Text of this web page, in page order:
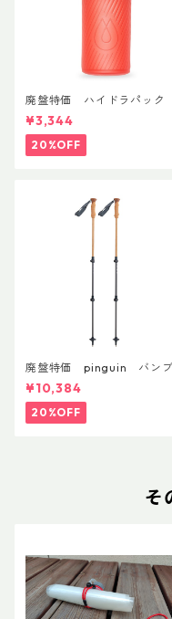
廃盤特価 ハイドラパック
フラックス 750ml
¥3,344
20%OFF
廃盤特価 pinguin バンブ
FLフォーム(ペア)
¥10,384
20%OFF
そ